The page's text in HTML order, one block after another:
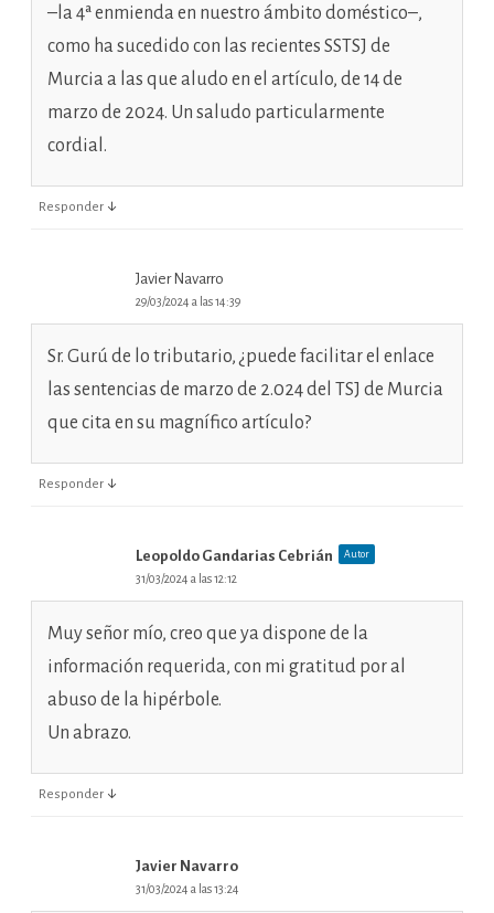
–la 4ª enmienda en nuestro ámbito doméstico–,
como ha sucedido con las recientes SSTSJ de
Murcia a las que aludo en el artículo, de 14 de
marzo de 2024. Un saludo particularmente
cordial.
Responder ↓
Javier Navarro
29/03/2024 a las 14:39
Sr. Gurú de lo tributario, ¿puede facilitar el enlace
las sentencias de marzo de 2.024 del TSJ de Murcia
que cita en su magnífico artículo?
Responder ↓
Leopoldo Gandarias Cebrián Autor
31/03/2024 a las 12:12
Muy señor mío, creo que ya dispone de la
información requerida, con mi gratitud por al
abuso de la hipérbole.
Un abrazo.
Responder ↓
Javier Navarro
31/03/2024 a las 13:24